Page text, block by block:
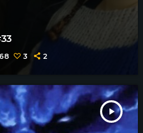
68 3 2
play_arrow